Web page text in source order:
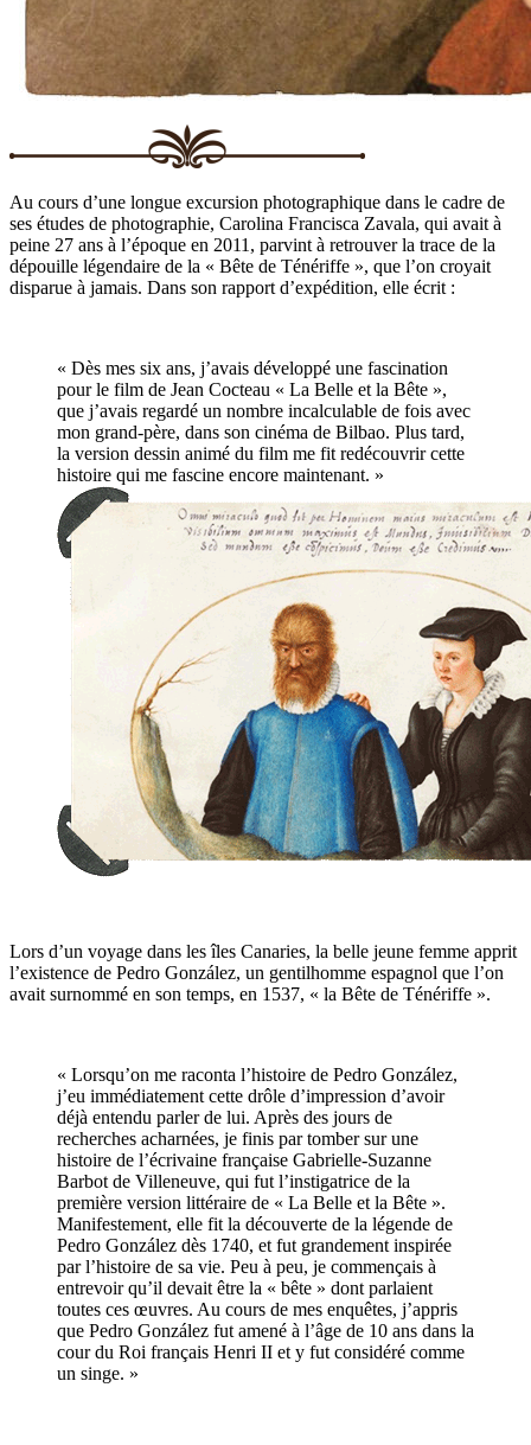
Au cours d’une longue excursion photographique dans le cadre de
ses études de photographie, Carolina Francisca Zavala, qui avait à
peine 27 ans à l’époque en 2011, parvint à retrouver la trace de la
dépouille légendaire de la « Bête de Ténériffe », que l’on croyait
disparue à jamais. Dans son rapport d’expédition, elle écrit :
« Dès mes six ans, j’avais développé une fascination
pour le film de Jean Cocteau « La Belle et la Bête »,
que j’avais regardé un nombre incalculable de fois avec
mon grand-père, dans son cinéma de Bilbao. Plus tard,
la version dessin animé du film me fit redécouvrir cette
histoire qui me fascine encore maintenant. »
Lors d’un voyage dans les îles Canaries, la belle jeune femme apprit
l’existence de Pedro González, un gentilhomme espagnol que l’on
avait surnommé en son temps, en 1537, « la Bête de Ténériffe ».
« Lorsqu’on me raconta l’histoire de Pedro González,
j’eu immédiatement cette drôle d’impression d’avoir
déjà entendu parler de lui. Après des jours de
recherches acharnées, je finis par tomber sur une
histoire de l’écrivaine française Gabrielle-Suzanne
Barbot de Villeneuve, qui fut l’instigatrice de la
première version littéraire de « La Belle et la Bête ».
Manifestement, elle fit la découverte de la légende de
Pedro González dès 1740, et fut grandement inspirée
par l’histoire de sa vie. Peu à peu, je commençais à
entrevoir qu’il devait être la « bête » dont parlaient
toutes ces œuvres. Au cours de mes enquêtes, j’appris
que Pedro González fut amené à l’âge de 10 ans dans la
cour du Roi français Henri II et y fut considéré comme
un singe. »